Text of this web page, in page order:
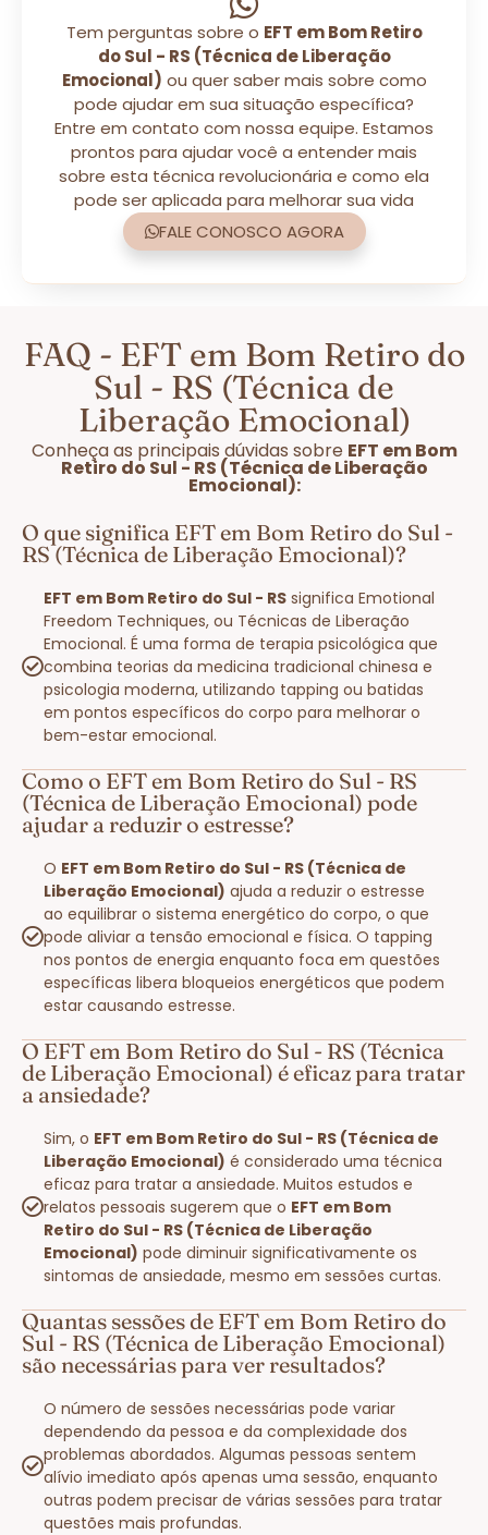
Tem perguntas sobre o EFT em Bom Retiro
do Sul - RS (Técnica de Liberação
Emocional) ou quer saber mais sobre como
pode ajudar em sua situação específica?
Entre em contato com nossa equipe. Estamos
prontos para ajudar você a entender mais
sobre esta técnica revolucionária e como ela
pode ser aplicada para melhorar sua vida
FALE CONOSCO AGORA
FAQ - EFT em Bom Retiro do
Sul - RS (Técnica de
Liberação Emocional)
Conheça as principais dúvidas sobre EFT em Bom
Retiro do Sul - RS (Técnica de Liberação
Emocional):
O que significa EFT em Bom Retiro do Sul -
RS (Técnica de Liberação Emocional)?
EFT em Bom Retiro do Sul - RS significa Emotional
Freedom Techniques, ou Técnicas de Liberação
Emocional. É uma forma de terapia psicológica que
combina teorias da medicina tradicional chinesa e
psicologia moderna, utilizando tapping ou batidas
em pontos específicos do corpo para melhorar o
bem-estar emocional.
Como o EFT em Bom Retiro do Sul - RS
(Técnica de Liberação Emocional) pode
ajudar a reduzir o estresse?
O EFT em Bom Retiro do Sul - RS (Técnica de
Liberação Emocional) ajuda a reduzir o estresse
ao equilibrar o sistema energético do corpo, o que
pode aliviar a tensão emocional e física. O tapping
nos pontos de energia enquanto foca em questões
específicas libera bloqueios energéticos que podem
estar causando estresse.
O EFT em Bom Retiro do Sul - RS (Técnica
de Liberação Emocional) é eficaz para tratar
a ansiedade?
Sim, o EFT em Bom Retiro do Sul - RS (Técnica de
Liberação Emocional) é considerado uma técnica
eficaz para tratar a ansiedade. Muitos estudos e
relatos pessoais sugerem que o EFT em Bom
Retiro do Sul - RS (Técnica de Liberação
Emocional) pode diminuir significativamente os
sintomas de ansiedade, mesmo em sessões curtas.
Quantas sessões de EFT em Bom Retiro do
Sul - RS (Técnica de Liberação Emocional)
são necessárias para ver resultados?
O número de sessões necessárias pode variar
dependendo da pessoa e da complexidade dos
problemas abordados. Algumas pessoas sentem
alívio imediato após apenas uma sessão, enquanto
outras podem precisar de várias sessões para tratar
questões mais profundas.